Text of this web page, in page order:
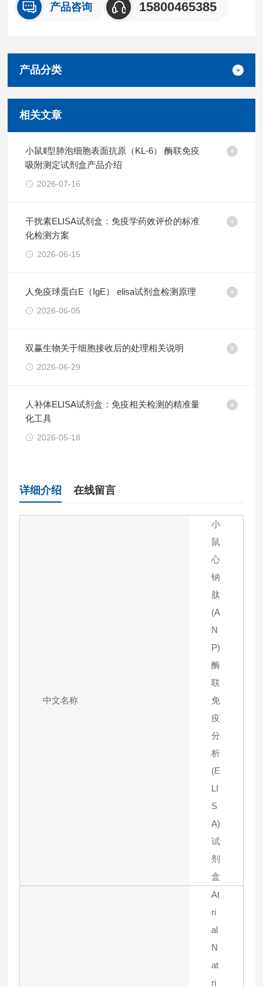
见说明书
产品咨询 15800465385
产品分类
相关文章
小鼠Ⅱ型肺泡细胞表面抗原（KL-6） 酶联免疫
吸附测定试剂盒产品介绍
2026-07-16
干扰素ELISA试剂盒：免疫学药效评价的标准
化检测方案
2026-06-15
人免疫球蛋白E（IgE） elisa试剂盒检测原理
2026-06-05
双赢生物关于细胞接收后的处理相关说明
2026-06-29
人补体ELISA试剂盒：免疫相关检测的精准量
化工具
2026-05-18
详细介绍 在线留言
中文名称
小
鼠
心
钠
肽
(A
N
P)
酶
联
免
疫
分
析
(E
LI
S
A)
试
剂
盒
At
ri
al
N
at
ri